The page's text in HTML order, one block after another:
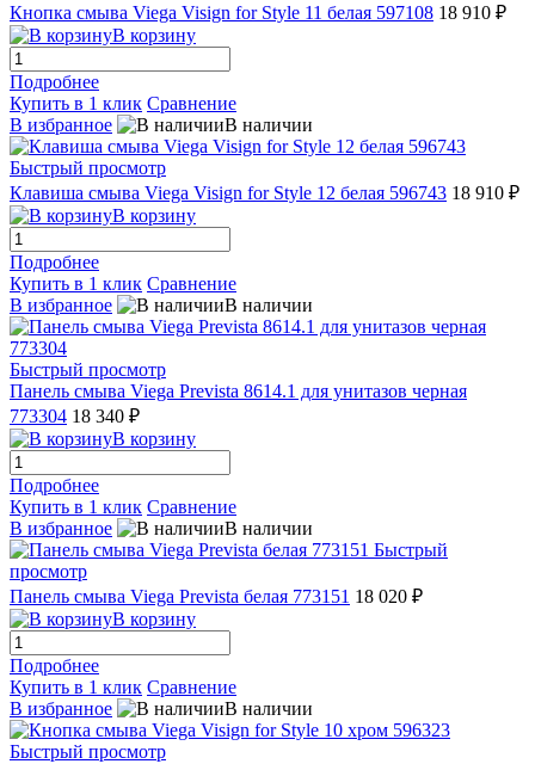
Кнопка смыва Viega Visign for Style 11 белая 597108 18 910 ₽
В корзину
Подробнее
Купить в 1 клик Сравнение
В избранное
В наличии
Быстрый просмотр
Клавиша смыва Viega Visign for Style 12 белая 596743 18 910 ₽
В корзину
Подробнее
Купить в 1 клик Сравнение
В избранное
В наличии
Быстрый просмотр
Панель смыва Viega Prevista 8614.1 для унитазов черная
773304 18 340 ₽
В корзину
Подробнее
Купить в 1 клик Сравнение
В избранное
В наличии
Быстрый
просмотр
Панель смыва Viega Prevista белая 773151 18 020 ₽
В корзину
Подробнее
Купить в 1 клик Сравнение
В избранное
В наличии
Быстрый просмотр